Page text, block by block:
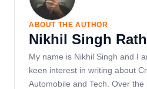
ABOUT THE AUTHOR
Nikhil Singh
My name is Nikhil Singh and I
keen interest in writing about
Automobile and Tech. Over